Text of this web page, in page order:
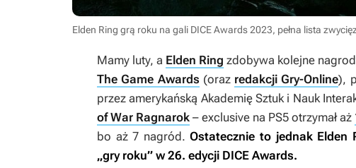
Elden Ring grą roku na gali DICE Awards 2023, pełna lista
Mamy luty, a Elden Ring zdobywa kolejne
The Game Awards (oraz redakcji Gry-Online),
przez amerykańską Akademię Sztuk i Nauk
of War Ragnarok – exclusive na PS5 otrzymał aż
bo aż 7 nagród.Ostatecznie to jednak Elden
„gry roku” w 26. edycji DICE Awards.